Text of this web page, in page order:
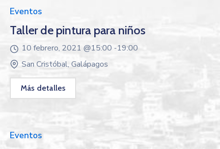
Eventos
Taller de pintura para niños
10 febrero, 2021 @15:00 -19:00
San Cristóbal, Galápagos
Más detalles
Eventos